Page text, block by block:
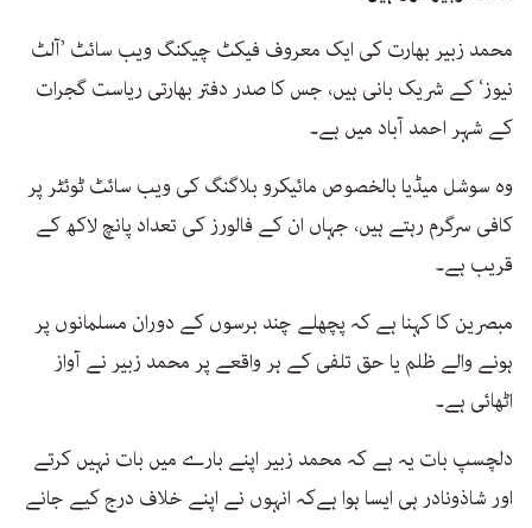
محمد زبیر بھارت کی ایک معروف فیکٹ چیکنگ ویب سائٹ ’آلٹ
نیوز‘ کے شریک بانی ہیں، جس کا صدر دفتر بھارتی ریاست گجرات
کے شہر احمد آباد میں ہے۔
وہ سوشل میڈیا بالخصوص مائیکرو بلاگنگ کی ویب سائٹ ٹوئٹر پر
کافی سرگرم رہتے ہیں، جہاں ان کے فالورز کی تعداد پانچ لاکھ کے
قریب ہے۔
مبصرین کا کہنا ہے کہ پچھلے چند برسوں کے دوران مسلمانوں پر
ہونے والے ظلم یا حق تلفی کے ہر واقعے پر محمد زبیر نے آواز
اٹھائی ہے۔
دلچسپ بات یہ ہے کہ محمد زبیر اپنے بارے میں بات نہیں کرتے
اور شاذونادر ہی ایسا ہوا ہےکہ انہوں نے اپنے خلاف درج کیے جانے